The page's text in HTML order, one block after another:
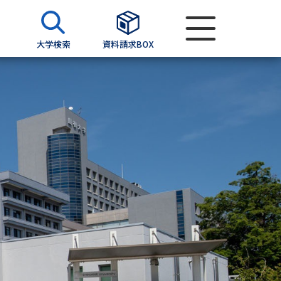
大学検索 資料請求BOX
過去問題集